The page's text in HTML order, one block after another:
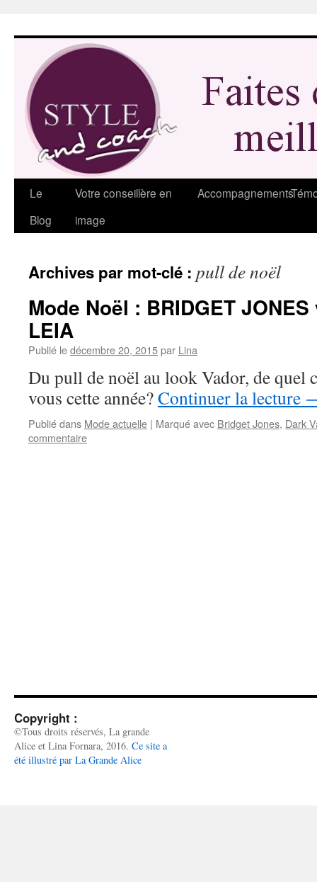
Le
Blog
Votre conseillère en
image
Accompagnements
Archives par mot-clé : pull de noël
Mode Noël : BRIDGET
LEIA
Publié ledécembre 20, 2015par Lina
Du pull de noël au look Vador, de quel
vous cette année?Continuer la lecture
Publié dans Mode actuelle | Marqué avec Bridget Jones, Dark
commentaire
Copyright :
©Tous droits réservés, La grande
Alice et Lina Fornara, 2016. Ce site a
été illustré par La Grande Alice